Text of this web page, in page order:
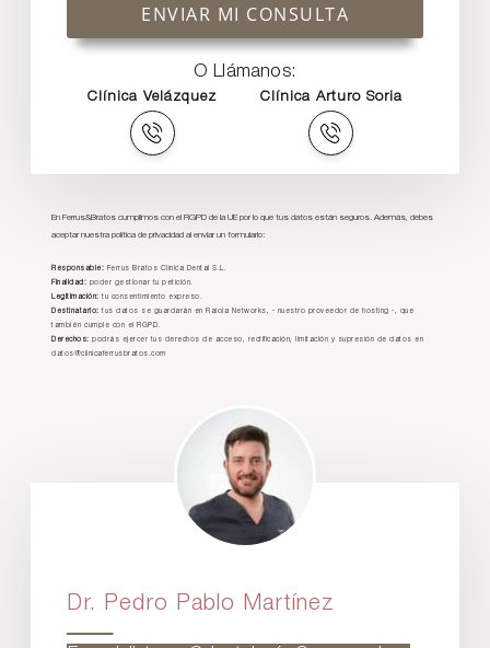
ENVIAR MI CONSULTA
O Llámanos:
Clínica Velázquez Clínica Arturo Soria
En Ferrus&Bratos cumplimos con el RGPD de la UE por lo que tus datos están seguros. Además, debes
aceptar nuestra política de privacidad al enviar un formulario:
Responsable: Ferrus Bratos Clínica Dental S.L.
Finalidad: poder gestionar tu petición.
Legitimación: tu consentimiento expreso.
Destinatario: tus datos se guardarán en Raiola Networks, - nuestro proveedor de hosting -, que
también cumple con el RGPD.
Derechos: podrás ejercer tus derechos de acceso, rectificación, limitación y supresión de datos en
datos@clinicaferrusbratos.com
Dr. Pedro Pablo Martínez